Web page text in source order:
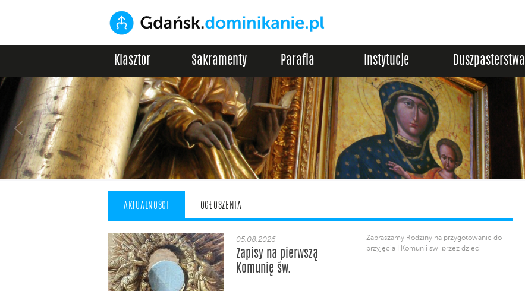
Klasztor Sakramenty Parafia Instytucje Duszpasterstwa
AKTUALNOŚCI OGŁOSZENIA
05.08.2026
Zapisy na pierwszą
Komunię św.
Zapraszamy Rodziny na przygotowanie do
przyjęcia I Komunii św. przez dzieci